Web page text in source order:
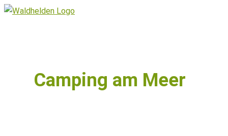
Zum
Camping am Meer